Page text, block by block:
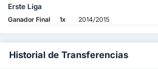
Erste Liga
Ganador Final 1x 2014/2015
Historial de Transferencias